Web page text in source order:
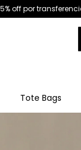
10% off extra
Tote Bags